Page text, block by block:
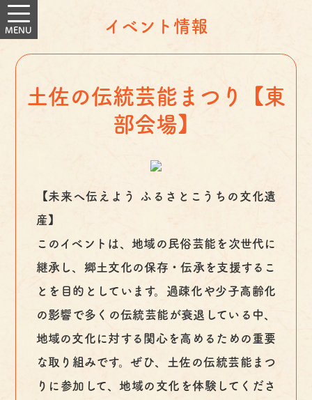
イベント情報
土佐の伝統芸能まつり【東
部会場】
【未来へ伝えよう ふるさとこうちの文化遺
産】
このイベントは、地域の民俗芸能を次世代に
継承し、郷土文化の保存・伝承を支援するこ
とを目的としています。過疎化や少子高齢化
の影響で多くの伝統芸能が衰退している中、
地域の文化に対する関心を高めるための重要
な取り組みです。ぜひ、土佐の伝統芸能まつ
りに参加して、地域の文化を体験してくださ